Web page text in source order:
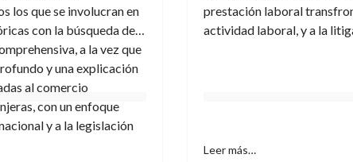
los que se involucran en
con la búsqueda de
a la vez que
y una explicación
al comercio
con un enfoque
y a la legislación
prestación laboral
actividad laboral, y a la
Leer más…